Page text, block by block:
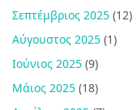
Σεπτέμβριος 2025 (12)
Αύγουστος 2025 (1)
Ιούνιος 2025 (9)
Μάιος 2025 (18)